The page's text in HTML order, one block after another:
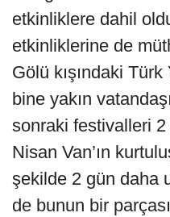
etkinliklere dahil
etkinliklerine de
Gölü kışındaki Türk
bine yakın
sonraki festivalleri
Nisan Van’ın
şekilde 2 gün daha
de bunun bir